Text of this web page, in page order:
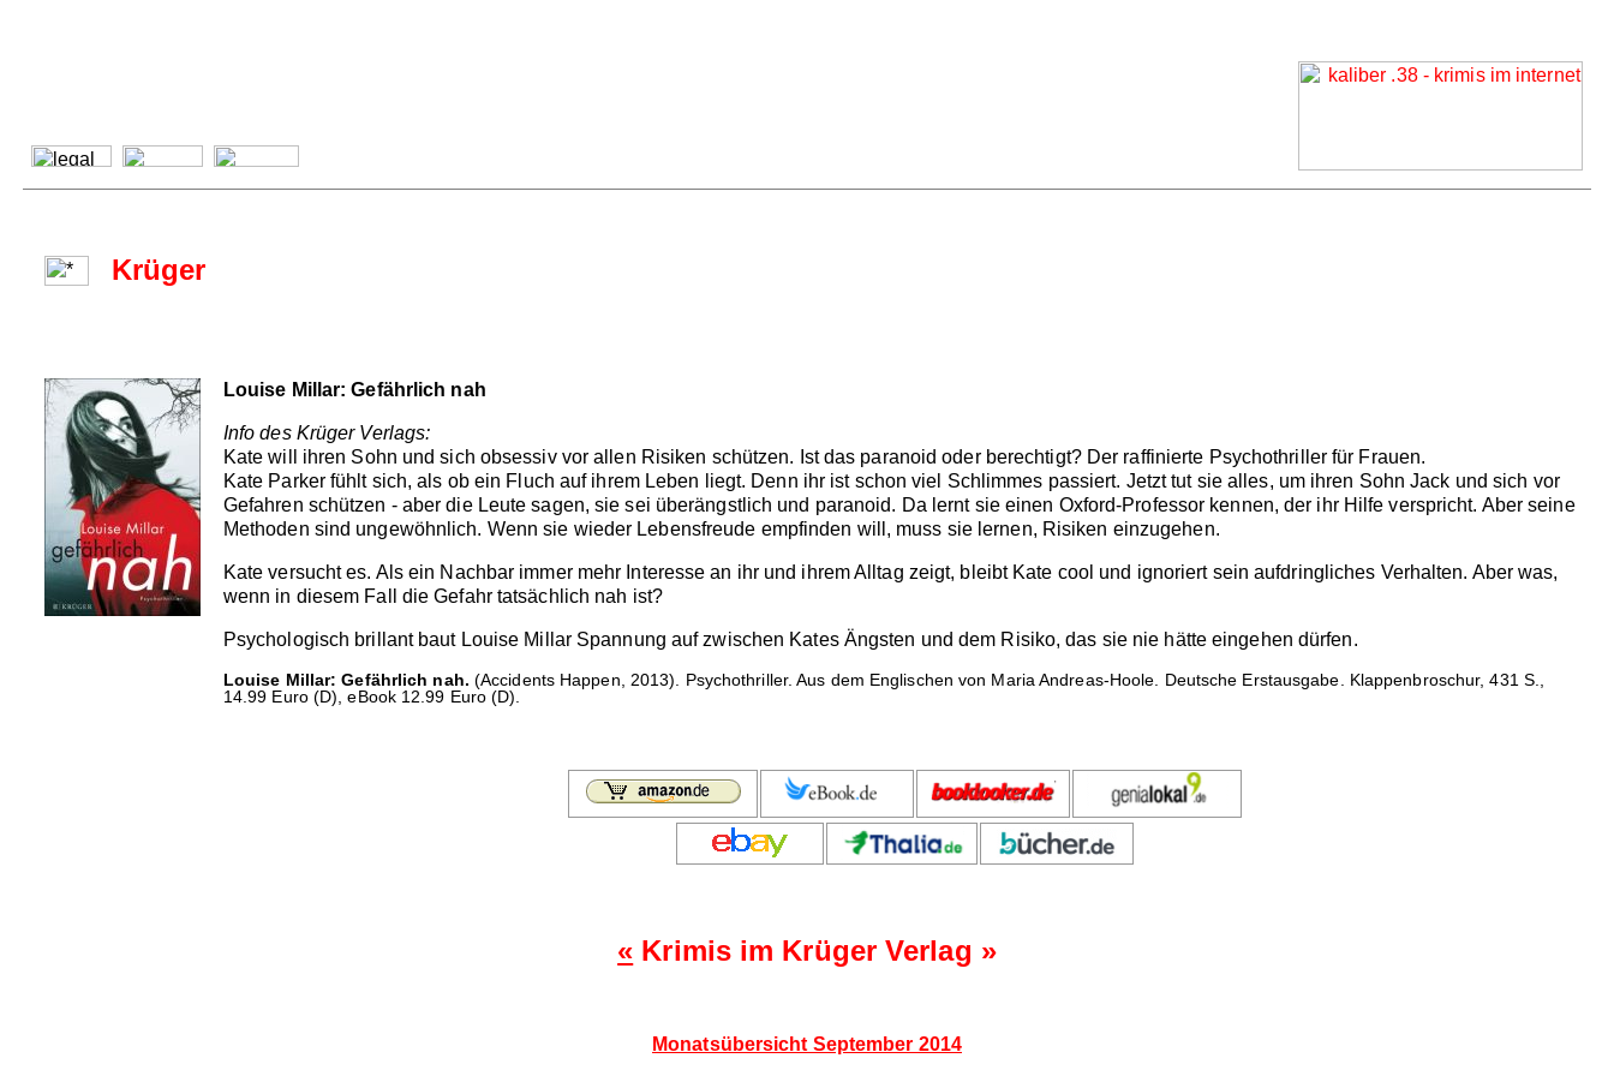
Krüger
Louise Millar: Gefährlich nah
Info des Krüger Verlags:
Kate will ihren Sohn und sich obsessiv vor allen Risiken schützen. Ist das paranoid oder berechtigt? Der raffinierte Psychothriller für Frauen.
Kate Parker fühlt sich, als ob ein Fluch auf ihrem Leben liegt. Denn ihr ist schon viel Schlimmes passiert. Jetzt tut sie alles, um ihren Sohn Jack und sich vor
Gefahren schützen - aber die Leute sagen, sie sei überängstlich und paranoid. Da lernt sie einen Oxford-Professor kennen, der ihr Hilfe verspricht. Aber seine
Methoden sind ungewöhnlich. Wenn sie wieder Lebensfreude empfinden will, muss sie lernen, Risiken einzugehen.
Kate versucht es. Als ein Nachbar immer mehr Interesse an ihr und ihrem Alltag zeigt, bleibt Kate cool und ignoriert sein aufdringliches Verhalten. Aber was,
wenn in diesem Fall die Gefahr tatsächlich nah ist?
Psychologisch brillant baut Louise Millar Spannung auf zwischen Kates Ängsten und dem Risiko, das sie nie hätte eingehen dürfen.
Louise Millar: Gefährlich nah. (Accidents Happen, 2013). Psychothriller. Aus dem Englischen von Maria Andreas-Hoole. Deutsche Erstausgabe. Klappenbroschur, 431 S.,
14.99 Euro (D), eBook 12.99 Euro (D).
« Krimis im Krüger Verlag »
Monatsübersicht September 2014